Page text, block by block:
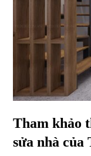
Tham khảo
sửa nhà của